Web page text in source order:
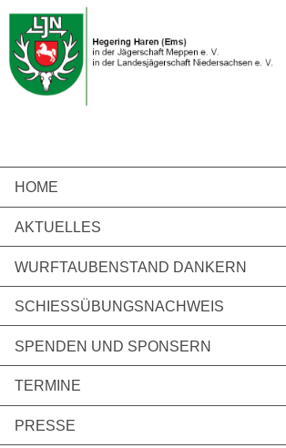
HOME
AKTUELLES
WURFTAUBENSTAND DANKERN
SCHIESSÜBUNGSNACHWEIS
SPENDEN UND SPONSERN
TERMINE
PRESSE